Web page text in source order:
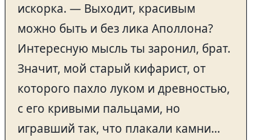
искорка. — Выходит, красивым
можно быть и без лика Аполлона?
Интересную мысль ты заронил, брат.
Значит, мой старый кифарист, от
которого пахло луком и древностью,
с его кривыми пальцами, но
игравший так, что плакали камни…